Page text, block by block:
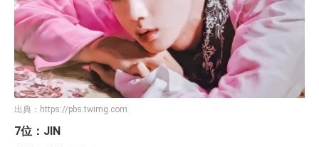
出典： https://pbs.twimg.com
7位：JIN